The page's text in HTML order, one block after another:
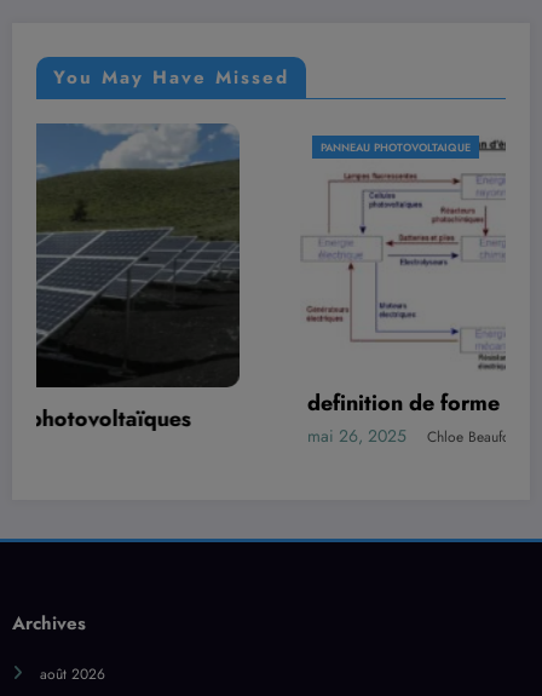
You May Have Missed
PHOTOVOLTAIQUE
de forme d’énergie
Chloe Beaufort
Archives
août 2026